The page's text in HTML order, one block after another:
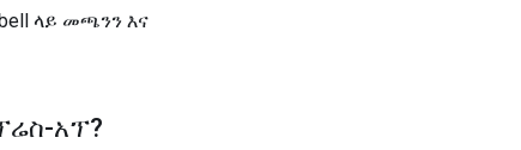
ላይ መጫንን እና
አፕ?